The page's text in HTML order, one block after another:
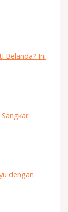
Belanda? Ini
dengan